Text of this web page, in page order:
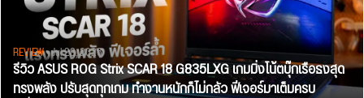
REVIEW• Jul 28, 2026
รีวิว ASUS ROG Strix SCAR 18 G835LXG เกมมิ่งโน้ตบุ๊กเรือธงสุด
ทรงพลัง ปรับสุดทุกเกม ทำงานหนักก็ไม่กลัว ฟีเจอร์มาเต็มครบ